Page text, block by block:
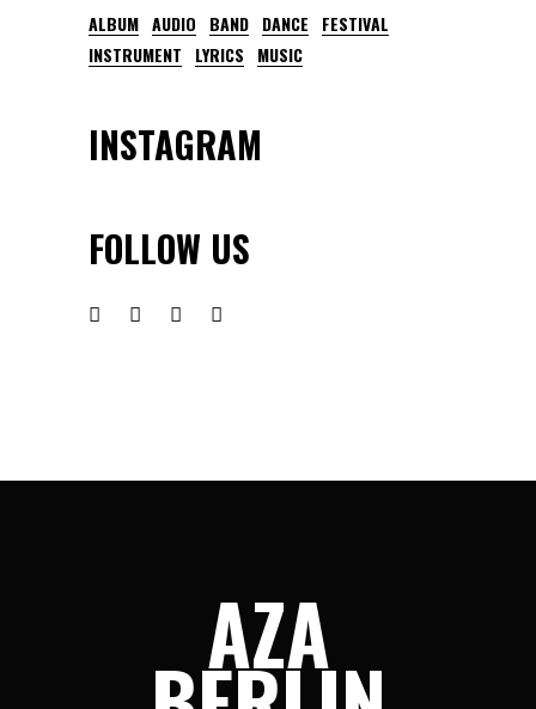
ALBUM AUDIO BAND DANCE
FESTIVAL
INSTRUMENT
LYRICS MUSIC
INSTAGRAM
FOLLOW US
AZA